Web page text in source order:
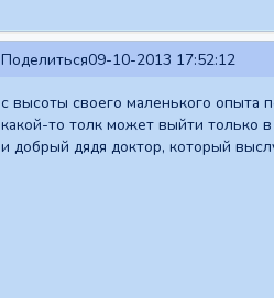
Поделиться09-10-2013 17:52:12
с высоты своего маленького опыта
какой-то толк может выйти только
и добрый дядя доктор, который